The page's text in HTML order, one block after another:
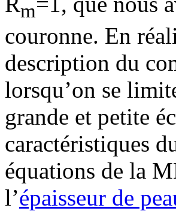
m
couronne. En
description du
lorsqu’on se
grande et petite
caractéristiques
équations de la
l’épaisseur de